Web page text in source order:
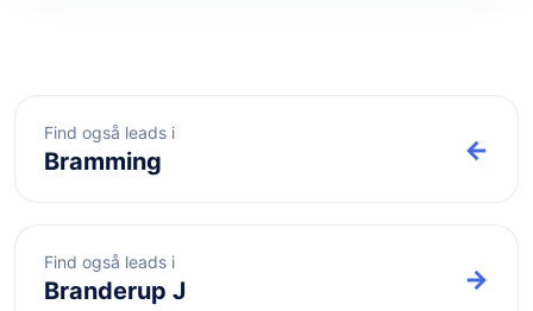
Find også leads i
Bramming ←
Find også leads i
Branderup J →